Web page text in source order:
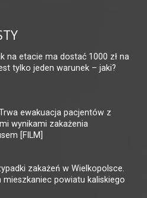
na etacie ma dostać 1000 zł na
tylko jeden warunek – jaki?
Trwa ewakuacja pacjentów z
wynikami zakażenia
[FILM]
zakażeń w Wielkopolsce.
mieszkaniec powiatu kaliskiego